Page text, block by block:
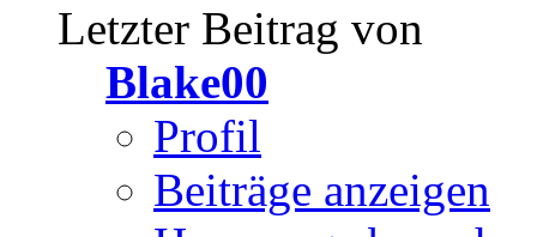
Letzter Beitrag von
Blake00
Profil
Beiträge anzeigen